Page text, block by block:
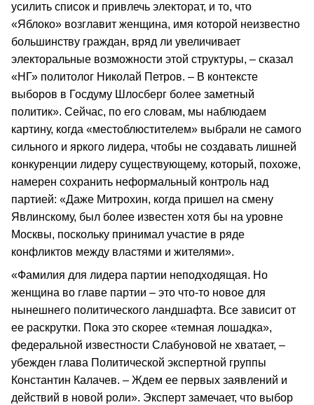
усилить список и привлечь электорат, и то, что
«Яблоко» возглавит женщина, имя которой неизвестно
большинству граждан, вряд ли увеличивает
электоральные возможности этой структуры, – сказал
«НГ» политолог Николай Петров. – В контексте
выборов в Госдуму Шлосберг более заметный
политик». Сейчас, по его словам, мы наблюдаем
картину, когда «местоблюстителем» выбрали не самого
сильного и яркого лидера, чтобы не создавать лишней
конкуренции лидеру существующему, который, похоже,
намерен сохранить неформальный контроль над
партией: «Даже Митрохин, когда пришел на смену
Явлинскому, был более известен хотя бы на уровне
Москвы, поскольку принимал участие в ряде
конфликтов между властями и жителями».
«Фамилия для лидера партии неподходящая. Но
женщина во главе партии – это что-то новое для
нынешнего политического ландшафта. Все зависит от
ее раскрутки. Пока это скорее «темная лошадка»,
федеральной известности Слабуновой не хватает, –
убежден глава Политической экспертной группы
Константин Калачев. – Ждем ее первых заявлений и
действий в новой роли». Эксперт замечает, что выбор